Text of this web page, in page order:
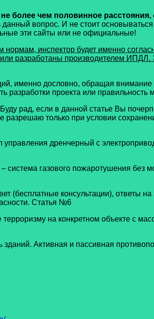
чем половинное расстояния,
данный вопрос. И не стоит
эти сайты или не официальные!
нормам, инспектор будет именно
разработаны производителем ИПДЛ.
дословно, обращая внимание
разработки проекта или правильность
если в данной статье Вы
только при условии
управления дренчерный с
– система газового пожаротушения без
(бесплатные консультации), ответы
Статья №6
на конкретном объекте с
зданий. Активная и пассивная